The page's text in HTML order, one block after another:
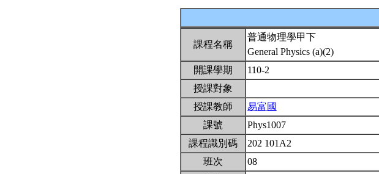
課程名稱
普通物理學甲下
General Physics (a)(2)
開課學期
110-2
授課對象
授課教師
易富國
課號
Phys1007
課程識別碼
202 101A2
班次
08